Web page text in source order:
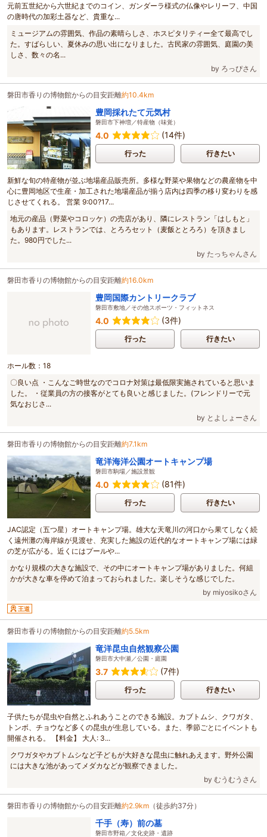
元前五世紀から六世紀までのコイン、ガンダーラ様式の仏像やレリーフ、中国
の唐時代の加彩土器など、貴重な...
ミュージアムの雰囲気、作品の素晴らしさ、ホスピタリティー全て最高でし
た。すばらしい、夏休みの思い出になりました。古民家の雰囲気、庭園の美
しさ、数々の名...
by ろっぴさん
磐田市香りの博物館からの目安距離約10.4km
豊岡採れたて元気村
磐田市下神増／特産物（味覚）
4.0 (14件)
行った 行きたい
新鮮な旬の特産物が並ぶ地場産品販売所。多様な野菜や果物などの農産物を中
心に豊岡地区で生産・加工された地場産品が揃う店内は四季の移り変わりを感
じさせてくれる。 営業 9:00?17...
地元の産品（野菜やコロッケ）の売店があり、隣にレストラン「はしもと」
もあります。レストランでは、とろろセット（麦飯ととろろ）を頂きまし
た。980円でした...
by たっちゃんさん
磐田市香りの博物館からの目安距離約16.0km
豊岡国際カントリークラブ
磐田市敷地／その他スポーツ・フィットネス
4.0 (3件)
行った 行きたい
ホール数：18
〇良い点 ・こんなご時世なのでコロナ対策は最低限実施されていると思いま
した。 ・従業員の方の接客がとても良いと感じました。(フレンドリーで元
気なおじさ...
by とよしょーさん
磐田市香りの博物館からの目安距離約7.1km
竜洋海洋公園オートキャンプ場
磐田市駒場／施設景観
4.0 (81件)
行った 行きたい
JAC認定（五つ星）オートキャンプ場。雄大な天竜川の河口から果てしなく続
く遠州灘の海岸線が見渡せ、充実した施設の近代的なオートキャンプ場には緑
の芝が広がる。近くにはプールや...
かなり規模の大きな施設で、その中にオートキャンプ場がありました。何組
かが大きな車を停めて泊まっておられました。楽しそうな感じでした。
by miyosikoさん
王道
磐田市香りの博物館からの目安距離約5.5km
竜洋昆虫自然観察公園
磐田市大中瀬／公園・庭園
3.7 (7件)
行った 行きたい
子供たちが昆虫や自然とふれあうことのできる施設。カブトムシ、クワガタ、
トンボ、チョウなど多くの昆虫が生息している。また、季節ごとにイベントも
開催される。 【料金】 大人: 3...
クワガタやカブトムシなど子どもが大好きな昆虫に触れあえます。野外公園
には大きな池があってメダカなどが観察できました。
by むうむうさん
磐田市香りの博物館からの目安距離約2.9km （徒歩約37分）
千手（寿）前の墓
磐田市野箱／文化史跡・遺跡